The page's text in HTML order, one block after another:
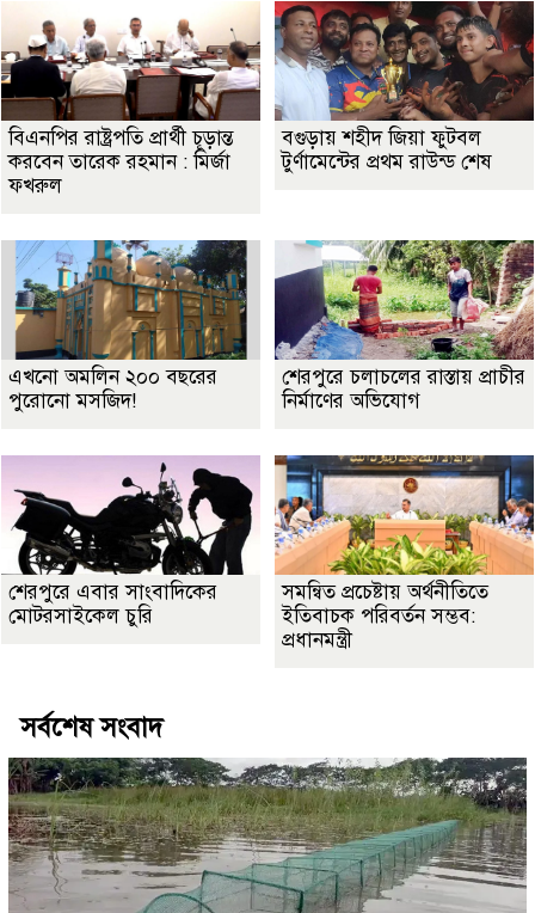
বিএনপির রাষ্ট্রপতি প্রার্থী চূড়ান্ত
করবেন তারেক রহমান : মির্জা
ফখরুল
বগুড়ায় শহীদ জিয়া ফুটবল
টুর্ণামেন্টের প্রথম রাউন্ড শেষ
এখনো অমলিন ২০০ বছরের
পুরোনো মসজিদ!
শেরপুরে চলাচলের রাস্তায় প্রাচীর
নির্মাণের অভিযোগ
শেরপুরে এবার সাংবাদিকের
মোটরসাইকেল চুরি
সমন্বিত প্রচেষ্টায় অর্থনীতিতে
ইতিবাচক পরিবর্তন সম্ভব:
প্রধানমন্ত্রী
সর্বশেষ সংবাদ